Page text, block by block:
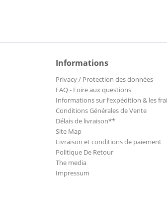
Beatles, The
Beaver & The Trappers
Beck, Jeff
Bee Gees, The
Belharras, The
Bell, Aaron Trio
Bell, Vincent
Bellrays, The
Bennett, Tony
Bernard, Kenny & The Wranglers
Informations
Privacy / Protection des données
FAQ - Foire aux questions
Informations sur l’expédition & les
Conditions Générales de Vente
Délais de livraison**
Site Map
Livraison et conditions de paiement
Politique De Retour
The media
Impressum